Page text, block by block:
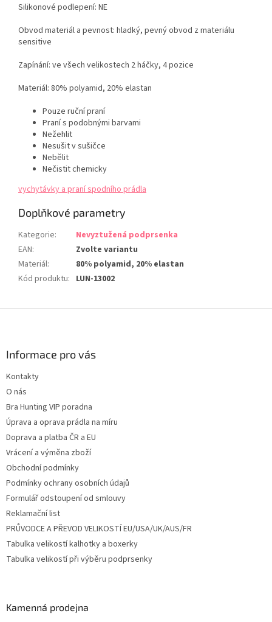
Silikonové podlepení: NE
Obvod materiál a pevnost: hladký, pevný obvod z materiálu
sensitive
Zapínání: ve všech velikostech 2háčky, 4 pozice
Materiál: 80% polyamid, 20% elastan
Pouze ruční praní
Praní s podobnými barvami
Nežehlit
Nesušit v sušičce
Nebělit
Nečistit chemicky
vychytávky a praní spodního prádla
Doplňkové parametry
Kategorie:
Nevyztužená podprsenka
EAN:
Zvolte variantu
Materiál:
80% polyamid, 20% elastan
Kód produktu: LUN-13002
Informace pro vás
Kontakty
O nás
Bra Hunting VIP poradna
Úprava a oprava prádla na míru
Doprava a platba ČR a EU
Vrácení a výměna zboží
Obchodní podmínky
Podmínky ochrany osobních údajů
Formulář odstoupení od smlouvy
Reklamační list
PRŮVODCE A PŘEVOD VELIKOSTÍ EU/USA/UK/AUS/FR
Tabulka velikostí kalhotky a boxerky
Tabulka velikostí při výběru podprsenky
Kamenná prodejna